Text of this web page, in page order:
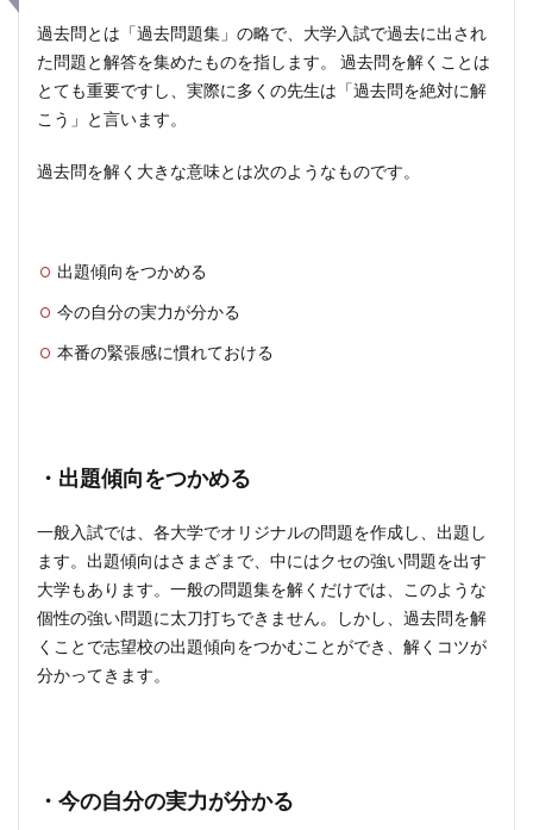
過去問とは「過去問題集」の略で、大学入試で過去に出され
た問題と解答を集めたものを指します。 過去問を解くことは
とても重要ですし、実際に多くの先生は「過去問を絶対に解
こう」と言います。
過去問を解く大きな意味とは次のようなものです。
出題傾向をつかめる
今の自分の実力が分かる
本番の緊張感に慣れておける
・出題傾向をつかめる
一般入試では、各大学でオリジナルの問題を作成し、出題し
ます。出題傾向はさまざまで、中にはクセの強い問題を出す
大学もあります。一般の問題集を解くだけでは、このような
個性の強い問題に太刀打ちできません。しかし、過去問を解
くことで志望校の出題傾向をつかむことができ、解くコツが
分かってきます。
・今の自分の実力が分かる